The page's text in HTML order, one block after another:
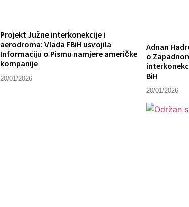
Projekt Južne interkonekcije i
aerodroma: Vlada FBiH usvojila
Informaciju o Pismu namjere američke
kompanije
20/01/2026
Adnan
o
BiH
20/01/2026